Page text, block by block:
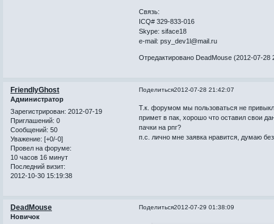
Связь:
ICQ# 329-833-016
Skype: siface18
e-mail: psy_dev1l@mail.ru
Отредактировано DeadMouse (2012-07-28
Поделиться2012-07-28 21:42:07
FriendlyGhost
Администратор
Зарегистрирован: 2012-07-19
Приглашений: 0
Сообщений: 50
Уважение: [+0/-0]
Провел на форуме:
10 часов 16 минут
Последний визит:
2012-10-30 15:19:38
Т.к. форумом мы пользоваться не
примет в пак, хорошо что оставил свои
пачки на рпг?
п.с. лично мне заявка нравится, думаю
Поделиться2012-07-29 01:38:09
DeadMouse
Новичок